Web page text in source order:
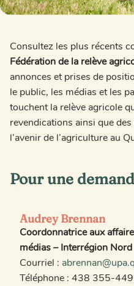
Consultez les plus récents
Fédération de la relève
annonces et prises de
le public, les médias et les
touchent la relève agricole
revendications ainsi que
l’avenir de l’agriculture au
Pour une
Audrey Brennan
Coordonnatrice aux
médias – Interrégion Nord
Courriel :
Téléphone : 438 355-